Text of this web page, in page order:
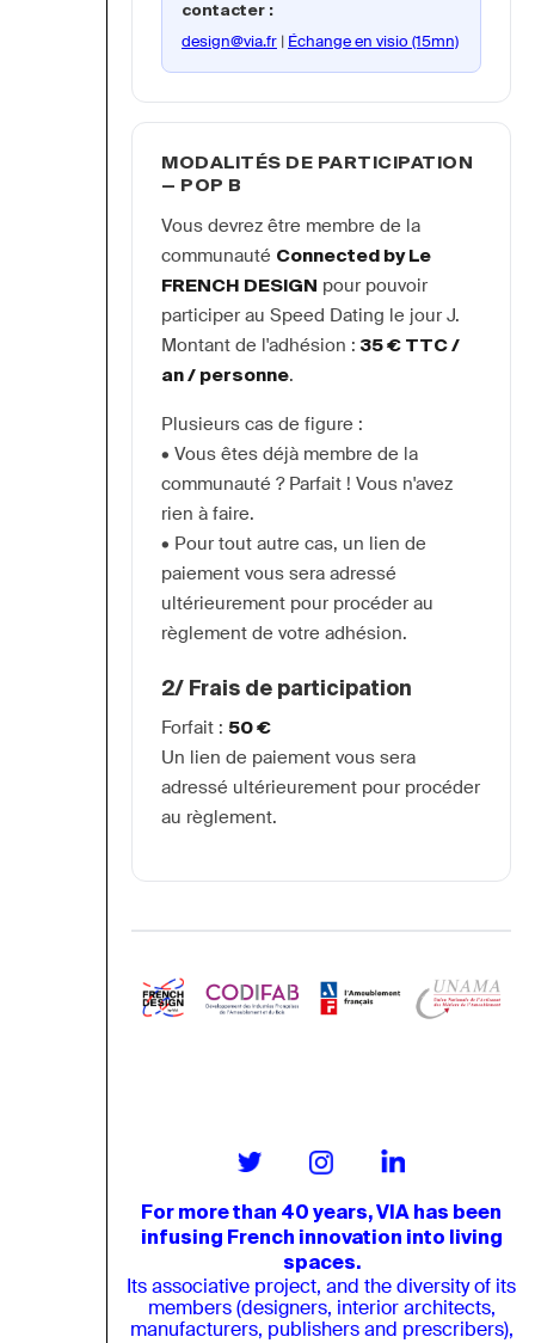
contacter :
design@via.fr
Échange en visio (15mn)
MODALITÉS DE PARTICIPATION
— POP B
Vous devrez être membre de la
communauté Connected by Le
FRENCH DESIGN pour pouvoir
participer au Speed Dating le jour J.
Montant de l'adhésion : 35 € TTC /
an / personne.
Plusieurs cas de figure :
• Vous êtes déjà membre de la
communauté ? Parfait ! Vous n'avez
rien à faire.
• Pour tout autre cas, un lien de
paiement vous sera adressé
ultérieurement pour procéder au
règlement de votre adhésion.
2/ Frais de participation
Forfait : 50 €
Un lien de paiement vous sera
adressé ultérieurement pour procéder
au règlement.
For more than 40 years, VIA has been
infusing French innovation into living
spaces.
Its associative project, and the diversity of its
members (designers, interior architects,
manufacturers, publishers and prescribers),